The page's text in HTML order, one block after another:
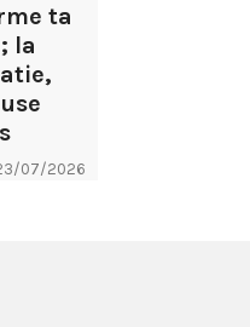
ta
la
07/2026